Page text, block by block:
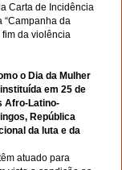
Carta de Incidência
“Campanha da
da violência
o Dia da Mulher
em 25 de
Afro-Latino-
República
da luta e da
atuado para